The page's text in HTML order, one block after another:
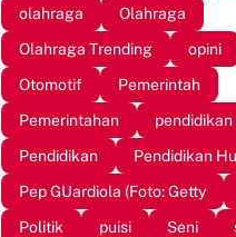
olahraga
Olahraga
Olahraga Trending
opini
Otomotif
Pemerintah
Pemerintahan
pendidikan
Pendidikan
Pendidikan
Pep GUardiola (Foto: Getty
Politik
puisi Seni